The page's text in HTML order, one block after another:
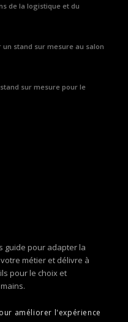
de la logistique et du
un stand sur mesure au salon
sur mesure pour le
guide pour adapter la
métier et délivre à
pour le choix et
améliorer l'expérience